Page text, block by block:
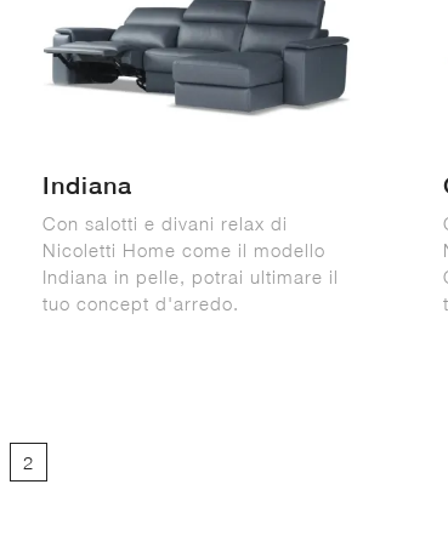
Indiana
Con salotti e divani relax di
Nicoletti Home come il modello
Indiana in pelle, potrai ultimare il
tuo concept d'arredo.
2